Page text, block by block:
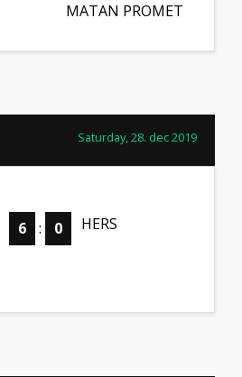
MATAN PROMET
Saturday, 28. dec 2019
6 : 0 HERS